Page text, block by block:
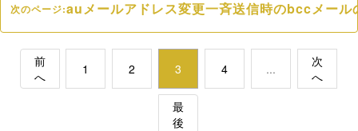
次のページ:auメールアドレス変更一斉送信時のbccメール
前
へ
1 2 3 4 ...
次
へ
最
後